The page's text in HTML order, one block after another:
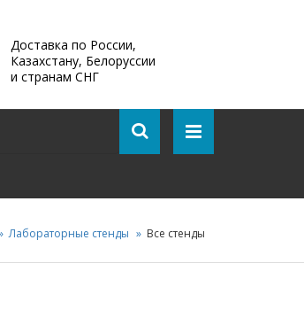
Доставка по России,
Казахстану, Белоруссии
и странам СНГ
Лабораторные стенды Все стенды